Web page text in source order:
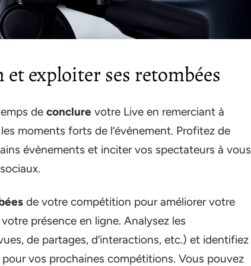
exploiter ses retombées
de conclure votre Live en remerciant à
moments forts de l’évènement. Profitez de
évènements et inciter vos spectateurs à vous
de votre compétition pour améliorer votre
présence en ligne. Analysez les
de partages, d’interactions, etc.) et identifiez
vos prochaines compétitions. Vous pouvez